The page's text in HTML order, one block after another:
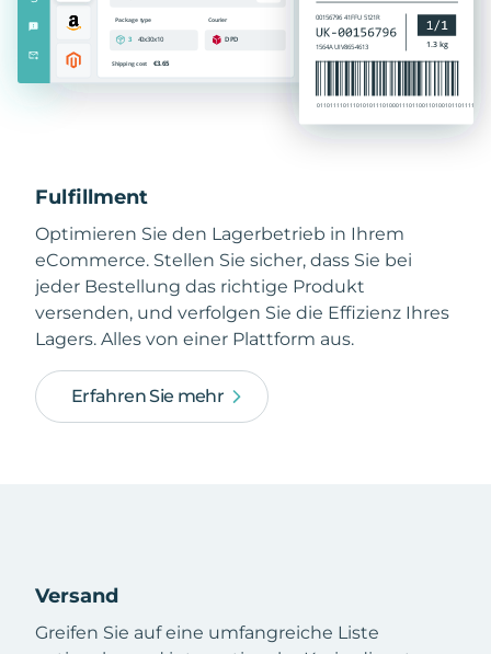
Fulfillment
Optimieren Sie den Lagerbetrieb in Ihrem
eCommerce. Stellen Sie sicher, dass Sie bei
jeder Bestellung das richtige Produkt
versenden, und verfolgen Sie die Effizienz Ihres
Lagers. Alles von einer Plattform aus.
Erfahren Sie mehr
Versand
Greifen Sie auf eine umfangreiche Liste